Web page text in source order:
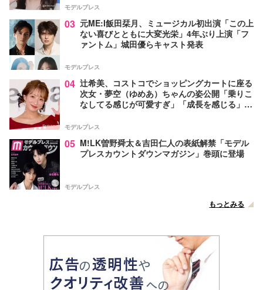
モデルプレス
03 元ME:I飯田栞月、ミュージカル初出演「この上
ない喜びとともに大変光栄」4年ぶり上演「フ
ァントム」城田優らキャスト発表
モデルプレス
04 辻希美、コストコでショッピングカートに座る
次女・夢空（ゆめあ）ちゃんの姿公開「乗りこ
なしてる感じが可愛すぎ」「成長を感じる」の
モデルプレス
05 M!LK曽野舜太＆吉田仁人の表紙解禁「モデル
プレスカウントダウンマガジン」巻頭に登場
モデルプレス
もっとみる